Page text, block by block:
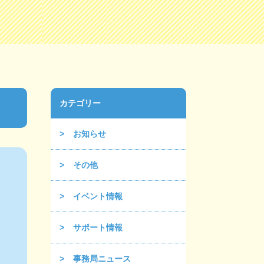
カテゴリー
お知らせ
その他
イベント情報
サポート情報
事務局ニュース